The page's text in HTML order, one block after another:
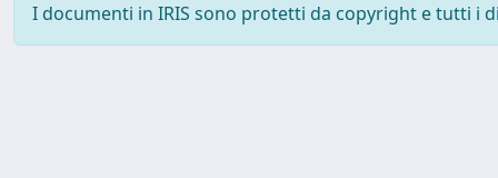
I documenti in IRIS sono protetti da copyright e tutti i